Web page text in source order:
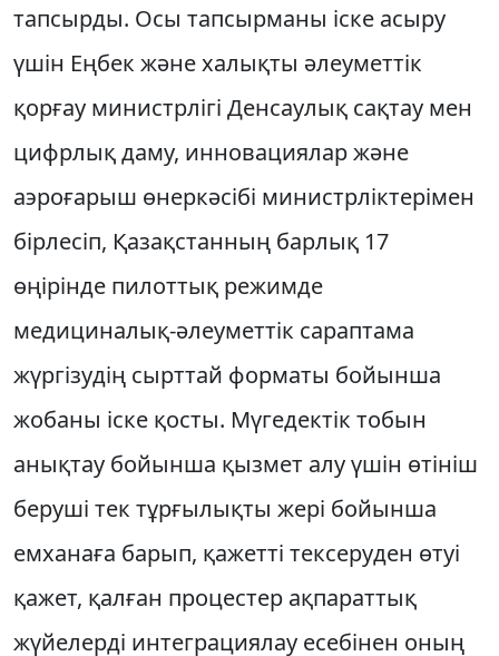
тапсырды. Осы тапсырманы іске асыру
үшін Еңбек және халықты әлеуметтік
қорғау министрлігі Денсаулық сақтау мен
цифрлық даму, инновациялар және
аэроғарыш өнеркәсібі министрліктерімен
бірлесіп, Қазақстанның барлық 17
өңірінде пилоттық режимде
медициналық-әлеуметтік сараптама
жүргізудің сырттай форматы бойынша
жобаны іске қосты. Мүгедектік тобын
анықтау бойынша қызмет алу үшін өтініш
беруші тек тұрғылықты жері бойынша
емханаға барып, қажетті тексеруден өтуі
қажет, қалған процестер ақпараттық
жүйелерді интеграциялау есебінен оның